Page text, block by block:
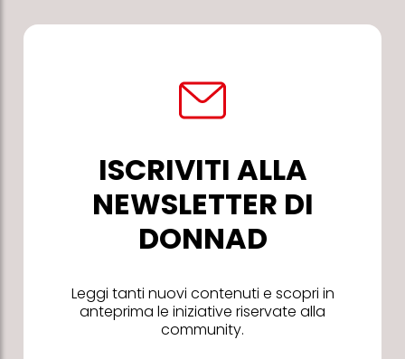
ISCRIVITI ALLA
NEWSLETTER DI
DONNAD
Leggi tanti nuovi contenuti e scopri in
anteprima le iniziative riservate alla
community.